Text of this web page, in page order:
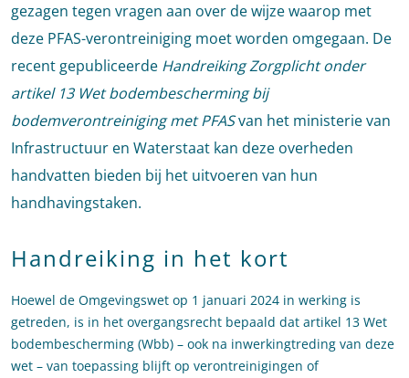
gezagen tegen vragen aan over de wijze waarop met
deze PFAS-verontreiniging moet worden omgegaan. De
recent gepubliceerde Handreiking Zorgplicht onder
artikel 13 Wet bodembescherming bij
bodemverontreiniging met PFASvan het ministerie van
Infrastructuur en Waterstaat kan deze overheden
handvatten bieden bij het uitvoeren van hun
handhavingstaken.
Handreiking in het kort
Hoewel de Omgevingswet op 1 januari 2024 in werking is
getreden, is in het overgangsrecht bepaald dat artikel 13 Wet
bodembescherming (Wbb) – ook na inwerkingtreding van deze
wet – van toepassing blijft op verontreinigingen of